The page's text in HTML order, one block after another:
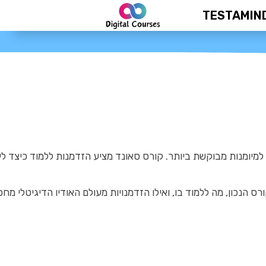
מבוקשת ביותר. קורס סאונד מציע הזדמנות ללמוד
מה ללמוד בו, ואילו הזדמנויות מעולם האודיו הדיגיטלי